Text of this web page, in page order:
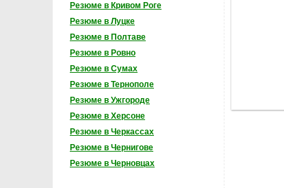
Резюме в Кривом Роге
Резюме в Луцке
Резюме в Полтаве
Резюме в Ровно
Резюме в Сумах
Резюме в Тернополе
Резюме в Ужгороде
Резюме в Херсоне
Резюме в Черкассах
Резюме в Чернигове
Резюме в Черновцах